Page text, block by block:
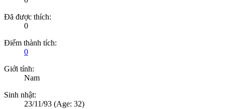
Đã được thích:
0
Điểm thành tích:
0
Giới tính:
Nam
Sinh nhật:
23/11/93 (Age: 32)